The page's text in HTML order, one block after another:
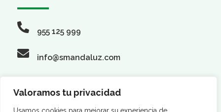
Valoramos tu privacidad
955 125 999
info@smandaluz.com